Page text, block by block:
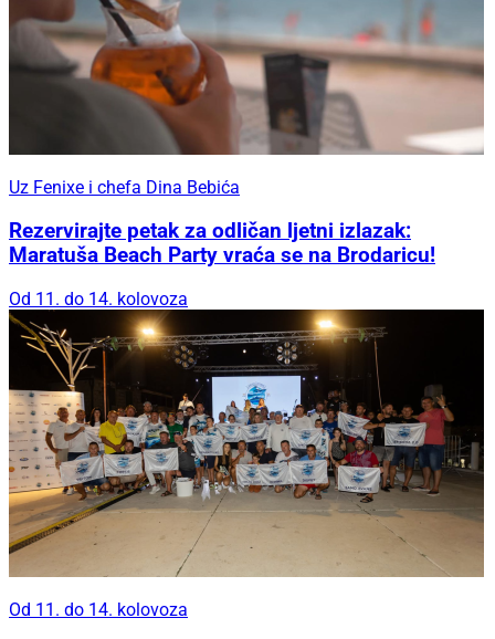
Uz Fenixe i chefa Dina Bebića
Rezervirajte petak za odličan ljetni izlazak:
Maratuša Beach Party vraća se na Brodaricu!
Od 11. do 14. kolovoza
Od 11. do 14. kolovoza